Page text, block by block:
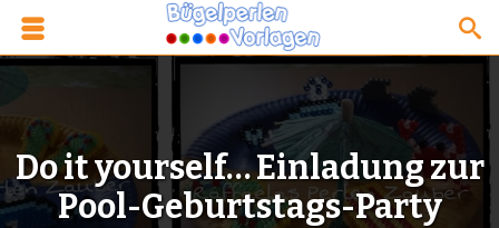
Do it yourself… Einladung zur
Pool-Geburtstags-Party